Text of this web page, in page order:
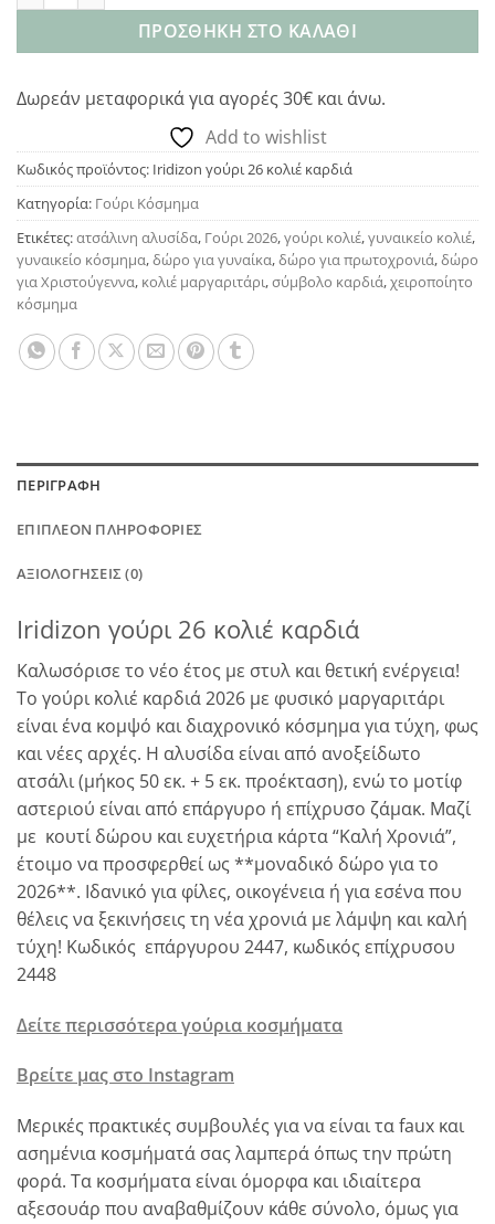
ΠΡΟΣΘΉΚΗ ΣΤΟ ΚΑΛΆΘΙ
Δωρεάν μεταφορικά για αγορές 30€ και άνω.
Add to wishlist
Κωδικός προϊόντος: Iridizon γούρι 26 κολιέ καρδιά
Κατηγορία: Γούρι Κόσμημα
Ετικέτες:ατσάλινη αλυσίδα, Γούρι 2026,γούρι κολιέ,γυναικείο κολιέ,
γυναικείο κόσμημα,δώρο για γυναίκα,δώρο για πρωτοχρονιά,δώρο
για Χριστούγεννα, κολιέ μαργαριτάρι,σύμβολο καρδιά,χειροποίητο
κόσμημα
ΠΕΡΙΓΡΑΦΉ
ΕΠΙΠΛΈΟΝ ΠΛΗΡΟΦΟΡΊΕΣ
ΑΞΙΟΛΟΓΉΣΕΙΣ (0)
Iridizon γούρι 26 κολιέ καρδιά
Καλωσόρισε το νέο έτος με στυλ και θετική ενέργεια!
Το γούρι κολιέ καρδιά 2026 με φυσικό μαργαριτάρι
είναι ένα κομψό και διαχρονικό κόσμημα για τύχη, φως
και νέες αρχές. Η αλυσίδα είναι από ανοξείδωτο
ατσάλι (μήκος 50 εκ. + 5 εκ. προέκταση), ενώ το μοτίφ
αστεριού είναι από επάργυρο ή επίχρυσο ζάμακ. Μαζί
με κουτί δώρου και ευχετήρια κάρτα “Καλή Χρονιά”,
έτοιμο να προσφερθεί ως **μοναδικό δώρο για το
2026**. Ιδανικό για φίλες, οικογένεια ή για εσένα που
θέλεις να ξεκινήσεις τη νέα χρονιά με λάμψη και καλή
τύχη! Κωδικός επάργυρου 2447, κωδικός επίχρυσου
2448
Δείτε περισσότερα γούρια κοσμήματα
Βρείτε μας στο Instagram
Μερικές πρακτικές συμβουλές για να είναι τα faux και
ασημένια κοσμήματά σας λαμπερά όπως την πρώτη
φορά. Τα κοσμήματα είναι όμορφα και ιδιαίτερα
αξεσουάρ που αναβαθμίζουν κάθε σύνολο, όμως για